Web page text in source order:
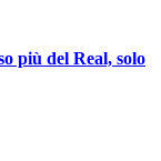
più del Real, solo